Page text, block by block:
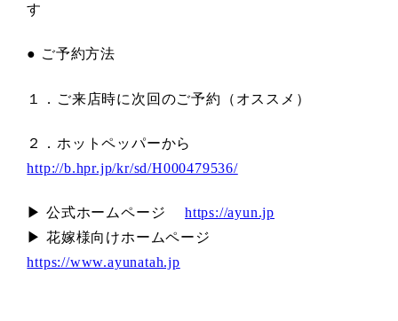
す
● ご予約方法
１．ご来店時に次回のご予約（オススメ）
２．ホットペッパーから
http://b.hpr.jp/kr/sd/H000479536/
▶ 公式ホームページ https://ayun.jp
▶ 花嫁様向けホームページ
https://www.ayunatah.jp